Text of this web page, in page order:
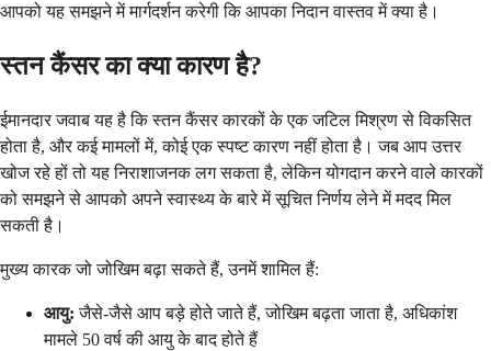
आपको यह समझने में मार्गदर्शन करेगी कि आपका निदान वास्तव में क्या है।
स्तन कैंसर का क्या कारण है?
ईमानदार जवाब यह है कि स्तन कैंसर कारकों के एक जटिल मिश्रण से विकसित
होता है, और कई मामलों में, कोई एक स्पष्ट कारण नहीं होता है। जब आप उत्तर
खोज रहे हों तो यह निराशाजनक लग सकता है, लेकिन योगदान करने वाले कारकों
को समझने से आपको अपने स्वास्थ्य के बारे में सूचित निर्णय लेने में मदद मिल
सकती है।
मुख्य कारक जो जोखिम बढ़ा सकते हैं, उनमें शामिल हैं:
आयु: जैसे-जैसे आप बड़े होते जाते हैं, जोखिम बढ़ता जाता है, अधिकांश
मामले 50 वर्ष की आयु के बाद होते हैं